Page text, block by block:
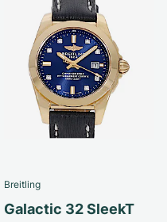
Breitling
Galactic 32 SleekT